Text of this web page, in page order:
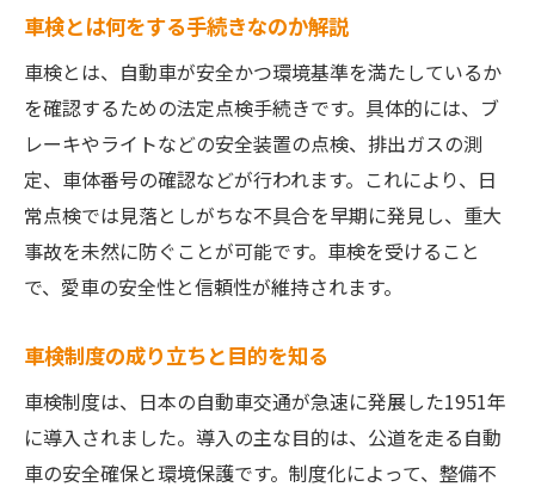
車検はなぜ必要なのか安全面で解説
定期的な車検で防げる事故のリスクとは
車検を通すことで安心なカーライフを実現
車検制度と交通事故防止の関係性を探る
車検未実施がもたらす安全面の危険性
海外との違いで分かる日本の車検制度
車検は日本だけ？海外制度と比較考察
車検制度の国際的な役割と必要性の違い
海外の車検事情と日本独自の特徴を解説
車検制度のメリットを海外視点で再確認
車検に対する世界の制度と日本の意義
車検とは何をする手続きなのか解説
車検とは、自動車が安全かつ環境基準を満たしているか
を確認するための法定点検手続きです。具体的には、ブ
レーキやライトなどの安全装置の点検、排出ガスの測
定、車体番号の確認などが行われます。これにより、日
常点検では見落としがちな不具合を早期に発見し、重大
事故を未然に防ぐことが可能です。車検を受けること
で、愛車の安全性と信頼性が維持されます。
車検制度の成り立ちと目的を知る
車検制度は、日本の自動車交通が急速に発展した1951年
に導入されました。導入の主な目的は、公道を走る自動
車の安全確保と環境保護です。制度化によって、整備不